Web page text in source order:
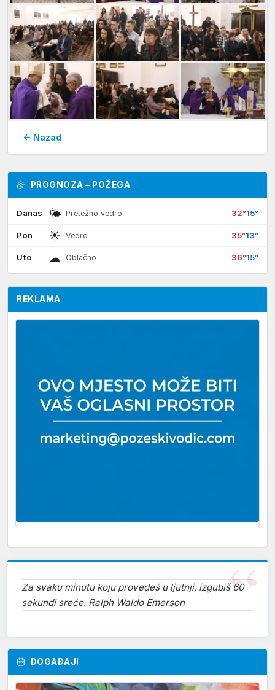
← Nazad
PROGNOZA – POŽEGA
Danas 🌤 Pretežno vedro 32°15°
Pon ☀ Vedro 35°13°
Uto ☁ Oblačno 36°15°
REKLAMA
Za svaku minutu koju provedeš u ljutnji, izgubiš 60
sekundi sreće. Ralph Waldo Emerson
DOGAĐAJI